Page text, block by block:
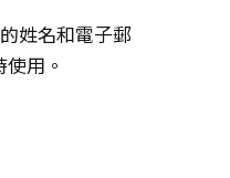
姓名和電子郵
用。